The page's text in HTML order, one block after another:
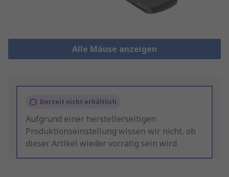
Alle Mäuse anzeigen
Derzeit nicht erhältlich
Aufgrund einer herstellerseitigen
Produktionseinstellung wissen wir nicht, ob
dieser Artikel wieder vorrätig sein wird.